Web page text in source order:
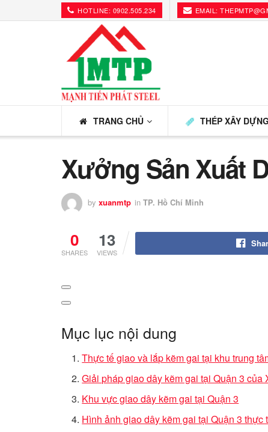
HOTLINE: 0902.505.234 EMAIL:
TRANG CHỦ THÉP XÂY DỰNG
Xưởng Sản Xuất
by xuanmtp in TP. Hồ Chí Minh
0
SHARES
13
VIEWS
Mục lục nội dung
Thực tế giao và lắp kẽm gai tại khu trung
Giải pháp giao dây kẽm gai tại Quận 3 của
Khu vực giao dây kẽm gai tại Quận 3
Hình ảnh giao dây kẽm gai tại Quận 3 thực